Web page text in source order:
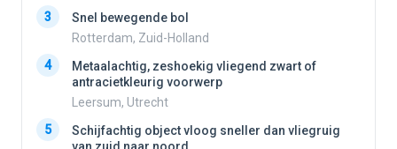
3
Snel bewegende bol
Rotterdam, Zuid-Holland
4
Metaalachtig, zeshoekig vliegend zwart of
antracietkleurig voorwerp
Leersum, Utrecht
5
Schijfachtig object vloog sneller dan vliegruig